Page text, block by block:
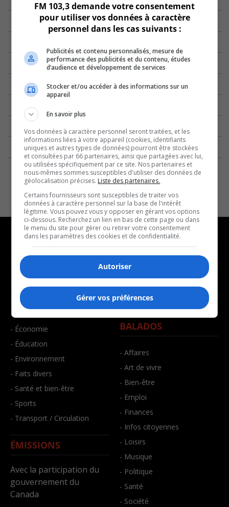
NOUVELLES
- Affaires municipales
- Communauté / Social
- Culture
- Économie
- Éducation
- Environnement
- Faits divers
- Santé et bien-être
- Sports
- Transport / Circulation
ÉMISSIONS
Avec la participation du
gouvernement du
Canada
MUSIQUE
- Décompte franco
- Joué récemment
BALADOS
- Affaires
- Art de vivre
- Bien-être
- Emploi
- Finances
- Infos citoyennes
- Loisirs
- Musique
- Politique
- Santé
- Société
FM 103,3 demande votre consentement
pour utiliser vos données à caractère
personnel dans les cas suivants :
Publicités et contenu personnalisés, mesure de
performance des publicités et du contenu, études
d’audience et développement de services
Stocker et/ou accéder à des informations sur un
appareil
En savoir plus
Vos données à caractère personnel seront traitées, et les
informations liées à votre appareil (cookies, identifiants
uniques et autres types de données) pourront être stockées
et consultées par 66 partenaires, ainsi que partagées avec lui,
ou utilisées spécifiquement par ce site. Nos partenaires et
nous-mêmes sommes susceptibles d'utiliser des données de
géolocalisation précises. Liste des partenaires.
Certains fournisseurs sont susceptibles de traiter vos
données à caractère personnel sur la base de l'intérêt
légitime. Vous pouvez vous y opposer en gérant vos options
ci-dessous. Recherchez un lien en bas de cette page ou dans
le menu du site pour gérer ou retirer votre consentement
dans les paramètres des cookies et de confidentialité.
Autoriser
Gérer vos préférences